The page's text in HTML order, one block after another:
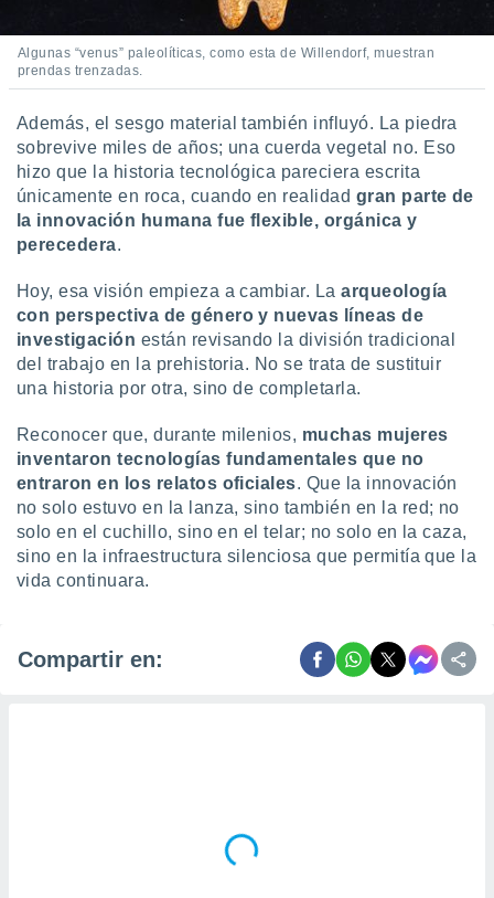
Algunas “venus” paleolíticas, como esta de Willendorf, muestran
prendas trenzadas.
Además, el sesgo material también influyó. La piedra
sobrevive miles de años; una cuerda vegetal no. Eso
hizo que la historia tecnológica pareciera escrita
únicamente en roca, cuando en realidad gran parte de
la innovación humana fue flexible, orgánica y
perecedera.
Hoy, esa visión empieza a cambiar. Laarqueología
con perspectiva de género y nuevas líneas de
investigación están revisando la división tradicional
del trabajo en la prehistoria. No se trata de sustituir
una historia por otra, sino de completarla.
Reconocer que, durante milenios, muchas mujeres
inventaron tecnologías fundamentales que no
entraron en los relatos oficiales. Que la innovación
no solo estuvo en la lanza, sino también en la red; no
solo en el cuchillo, sino en el telar; no solo en la caza,
sino en la infraestructura silenciosa que permitía que la
vida continuara.
Compartir en: